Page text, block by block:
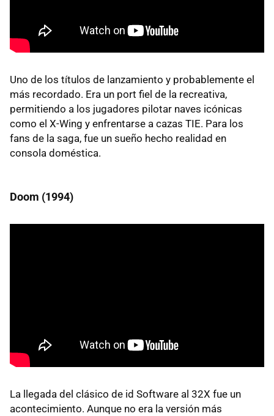
Uno de los títulos de lanzamiento y probablemente el
más recordado. Era un port fiel de la recreativa,
permitiendo a los jugadores pilotar naves icónicas
como el X-Wing y enfrentarse a cazas TIE. Para los
fans de la saga, fue un sueño hecho realidad en
consola doméstica.
Doom (1994)
La llegada del clásico de id Software al 32X fue un
acontecimiento. Aunque no era la versión más